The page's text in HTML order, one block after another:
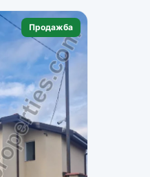
Продажба